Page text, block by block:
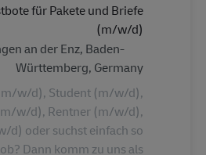
für Pakete und Briefe
(m/w/d)
الموقع
an der Enz, Baden-
Württemberg, Germany
w/d), Student (m/w/d),
w/d), Rentner (m/w/d),
d) oder suchst einfach so
Dann komm zu uns als